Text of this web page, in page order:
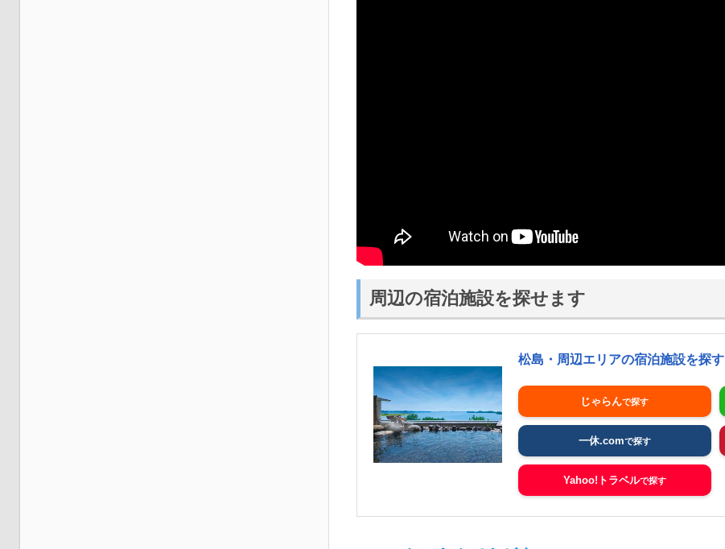
周辺の宿泊施設を探せます
松島・周辺エリアの宿泊施設を探す
じゃらん
一休.com
Yahoo!トラベル